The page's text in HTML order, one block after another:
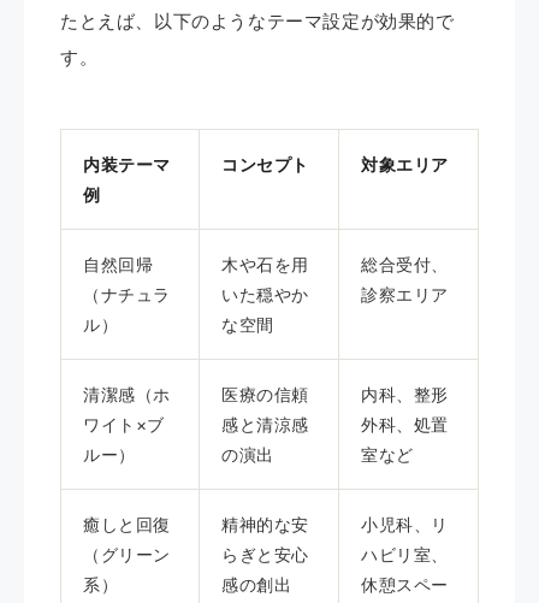
たとえば、以下のようなテーマ設定が効果的で
す。
内装テーマ
例
コンセプト 対象エリア
自然回帰
（ナチュラ
ル）
木や石を用
いた穏やか
な空間
総合受付、
診察エリア
清潔感（ホ
ワイト×ブ
ルー）
医療の信頼
感と清涼感
の演出
内科、整形
外科、処置
室など
癒しと回復
（グリーン
系）
精神的な安
らぎと安心
感の創出
小児科、リ
ハビリ室、
休憩スペー